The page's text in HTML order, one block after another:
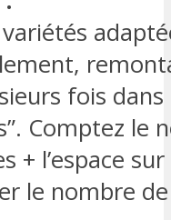
variétés
fois dans
Comptez le
+ l’espace
le nombre